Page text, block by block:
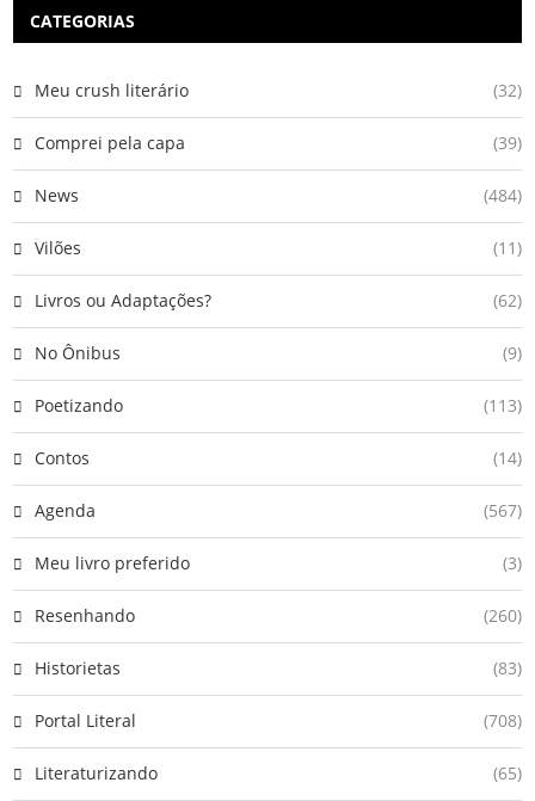
CATEGORIAS
Meu crush literário (32)
Comprei pela capa (39)
News (484)
Vilões (11)
Livros ou Adaptações? (62)
No Ônibus (9)
Poetizando (113)
Contos (14)
Agenda (567)
Meu livro preferido (3)
Resenhando (260)
Historietas (83)
Portal Literal (708)
Literaturizando (65)